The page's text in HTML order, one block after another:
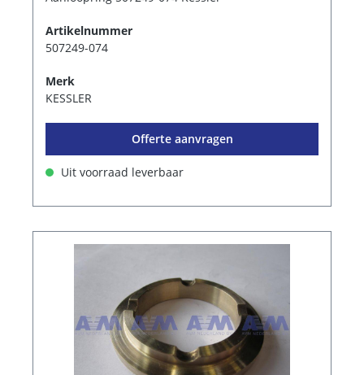
Artikelnummer
507249-074
Merk
KESSLER
Offerte aanvragen
Uit voorraad leverbaar